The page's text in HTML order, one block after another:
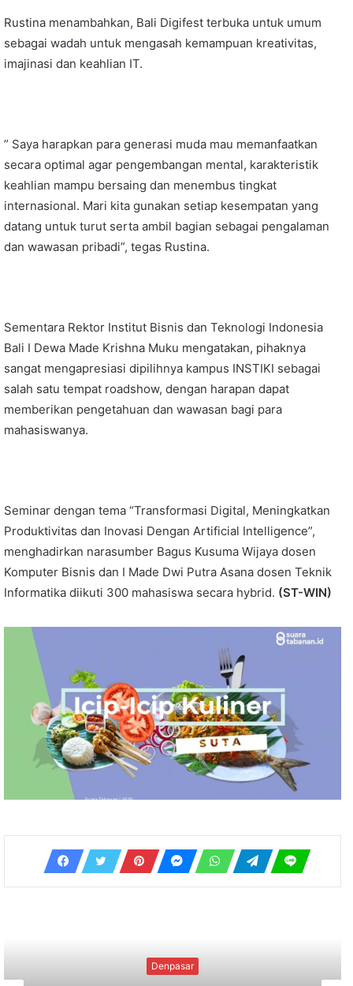
Rustina menambahkan, Bali Digifest terbuka untuk umum
sebagai wadah untuk mengasah kemampuan kreativitas,
imajinasi dan keahlian IT.
” Saya harapkan para generasi muda mau memanfaatkan
secara optimal agar pengembangan mental, karakteristik
keahlian mampu bersaing dan menembus tingkat
internasional. Mari kita gunakan setiap kesempatan yang
datang untuk turut serta ambil bagian sebagai pengalaman
dan wawasan pribadi”, tegas Rustina.
Sementara Rektor Institut Bisnis dan Teknologi Indonesia
Bali I Dewa Made Krishna Muku mengatakan, pihaknya
sangat mengapresiasi dipilihnya kampus INSTIKI sebagai
salah satu tempat roadshow, dengan harapan dapat
memberikan pengetahuan dan wawasan bagi para
mahasiswanya.
Seminar dengan tema “Transformasi Digital, Meningkatkan
Produktivitas dan Inovasi Dengan Artificial Intelligence”,
menghadirkan narasumber Bagus Kusuma Wijaya dosen
Komputer Bisnis dan I Made Dwi Putra Asana dosen Teknik
Informatika diikuti 300 mahasiswa secara hybrid. (ST-WIN)
Uncategorized